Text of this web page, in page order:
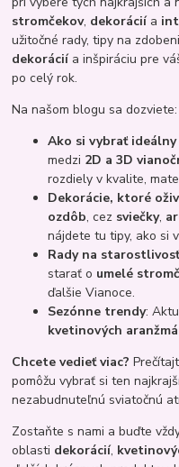
stromčekov, dekoráciía
užitočné rady, tipy na
dekoráciía inšpiráciu pre
po celý rok.
Na našom blogu sa dozviete:
Ako si vybrať
medzi 2D a 3D
rozdiely v kvalite,
Dekorácie, ktoré
ozdôb, cez sviečky,
nájdete tu tipy, ako si
Rady na
starať o umelé
ďalšie Vianoce.
Sezónne trendy:
kvetinových
Chcete vedieť viac?
pomôžu vybrať si ten
nezabudnuteľnú sviatočnú
Zostaňte s nami a buďte
oblasti dekorácií,